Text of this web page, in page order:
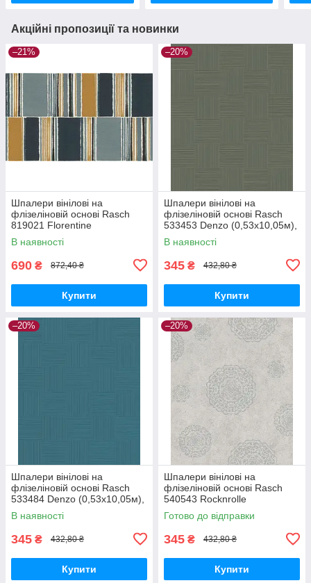
Акційні пропозиції та новинки
–21%
Шпалери вінілові на
флізеліновій основі Rasch
819021 Florentine
(1,06х10,05м), Разные цвета,
Різні кольора
В наявності
690 ₴ 872,40 ₴
Купити
–20%
Шпалери вінілові на
флізеліновій основі Rasch
533453 Denzo (0,53х10,05м),
Зелений, Зелений
В наявності
345 ₴ 432,80 ₴
Купити
–20%
Шпалери вінілові на
флізеліновій основі Rasch
533484 Denzo (0,53х10,05м),
Зелений, Зелений
В наявності
345 ₴ 432,80 ₴
Купити
–20%
Шпалери вінілові на
флізеліновій основі Rasch
540543 Rocknrolle
(0,53х10,05м), Бежевий,
Бежевий
Готово до відправки
345 ₴ 432,80 ₴
Купити